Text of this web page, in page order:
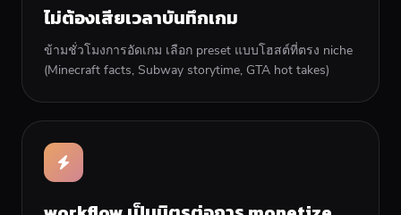
ไม่ต้องเสียเวลาบันทึกเกม
ข้ามชั่วโมงการอัดเกม เลือก preset แบบโฮสต์ที่ตรง niche
(Minecraft facts, Subway storytime, GTA hot takes)